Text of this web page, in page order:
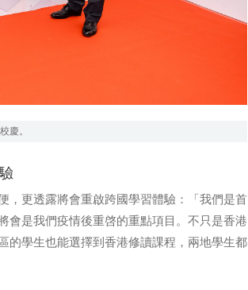
慶。
，更透露將會重啟跨國學習體驗：「我們是首
會是我們疫情後重啓的重點項目。不只是香港
的學生也能選擇到香港修讀課程，兩地學生都